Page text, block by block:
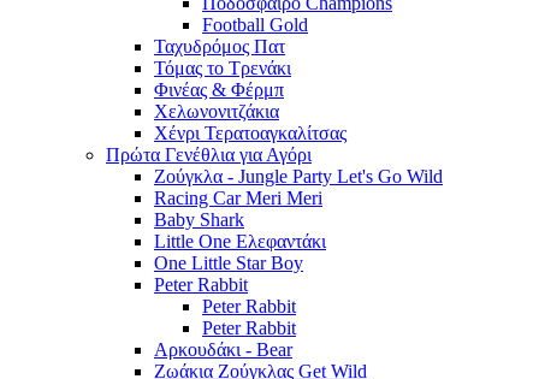
Football Gold
Ταχυδρόμος Πατ
Τόμας το Τρενάκι
Φινέας & Φέρμπ
Χελωνονιτζάκια
Χένρι Τερατοαγκαλίτσας
Πρώτα Γενέθλια για Αγόρι
Ζούγκλα - Jungle Party Let's Go Wild
Racing Car Meri Meri
Baby Shark
Little One Ελεφαντάκι
One Little Star Boy
Peter Rabbit
Peter Rabbit
Peter Rabbit
Αρκουδάκι - Bear
Ζωάκια Ζούγκλας Get Wild